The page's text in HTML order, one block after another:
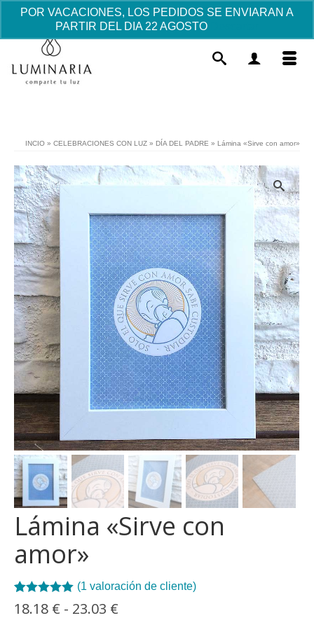
POR VACACIONES, LOS PEDIDOS SE ENVIARAN A
PARTIR DEL DIA 22 AGOSTO
INCIO » CELEBRACIONES CON LUZ » DÍA DEL PADRE » Lámina «Sirve con amor»
Lámina «Sirve con
amor»
Valorado con
5.00 de 5 en
1
(1 valoración de cliente)
18.18 € - 23.03 €
El Árbol de los buenos deseos -
Sólo Árbol
23.64€ AÑADIR